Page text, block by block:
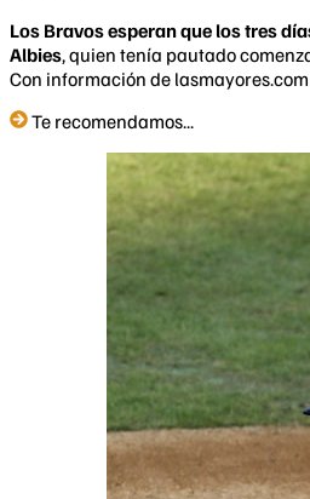
Los Bravos esperan que los tres
Albies, quien tenía pautado
Con información de lasmayores.com
Te recomendamos...